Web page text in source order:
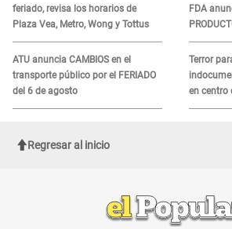
feriado, revisa los horarios de
Plaza Vea, Metro, Wong y Tottus
ATU anuncia CAMBIOS en el
transporte público por el FERIADO
del 6 de agosto
FDA
MORTAL
es?
Terror
en centro
sufrir una
Regresar al inicio